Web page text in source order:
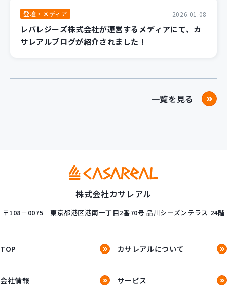
登壇・メディア 2026.01.08
レバレジーズ株式会社が運営するメディアにて、カ
サレアルブログが紹介されました！
一覧を見る
株式会社カサレアル
〒108－0075 東京都港区港南一丁目2番70号 品川シーズンテラス 24階
TOP カサレアルについて
会社情報 サービス